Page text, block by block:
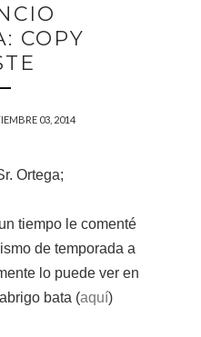
COPY
03, 2014
Ortega;
tiempo le comenté
de temporada a
lo puede ver en
bata (aquí)